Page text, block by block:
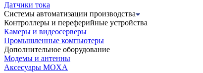
Датчики тока
Системы автоматизации производства
Контроллеры и переферийные устройства
Камеры и видеосерверы
Промышленные компьютеры
Дополнительное оборудование
Модемы и антенны
Аксесуары MOXA